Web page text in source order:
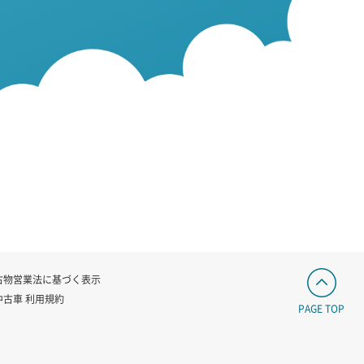
物営業法に基づく表示
古車 利用規約
PAGE TOP